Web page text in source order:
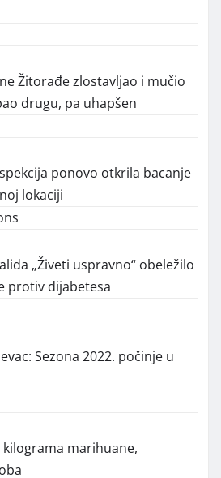
Žitorađe zlostavljao i mučio
drugu, pa uhapšen
ponovo otkrila bacanje
lokaciji
„Živeti uspravno“ obeležilo
protiv dijabetesa
Sezona 2022. počinje u
marihuane,